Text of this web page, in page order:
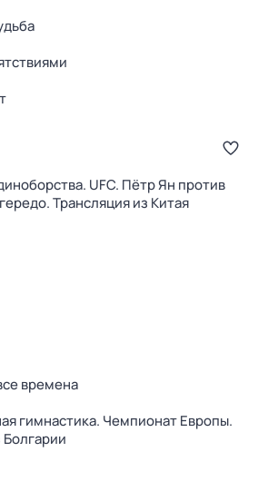
UFC. Пётр Ян против
Трансляция из Китая
времена
гимнастика. Чемпионат Европы.
Болгарии